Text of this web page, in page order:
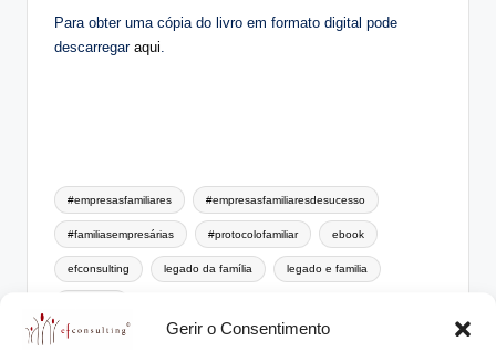
Gerir o Consentimento
Para obter uma cópia do livro em formato digital pode
descarregar aqui
Tags:
#empresasfamiliares #empresasfamiliaresdesucesso
#familiasempresárias #protocolofamiliar ebook
efconsulting legado da família legado e familia